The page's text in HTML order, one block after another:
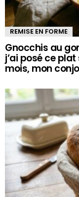
REMISE EN FORME
Gnocchis au
j’ai posé ce
mois, mon